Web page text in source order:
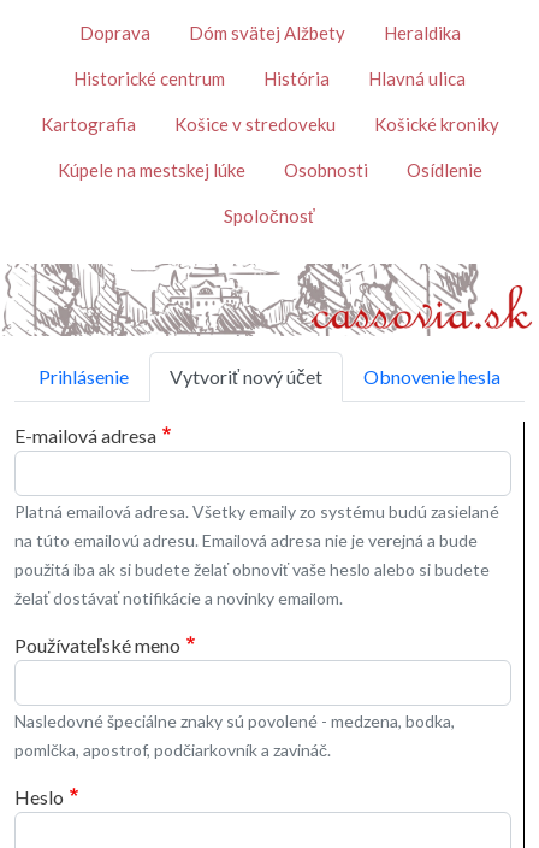
TémyDoprava Dóm svätej Alžbety Heraldika
Historické centrum História Hlavná ulica
Kartografia Košice v stredoveku Košické kroniky
Kúpele na mestskej lúke Osobnosti Osídlenie
Spoločnosť
Primárne karty
Prihlásenie Vytvoriť nový účet Obnovenie hesla
E-mailová adresa
Platná emailová adresa. Všetky emaily zo systému budú zasielané
na túto emailovú adresu. Emailová adresa nie je verejná a bude
použitá iba ak si budete želať obnoviť vaše heslo alebo si budete
želať dostávať notifikácie a novinky emailom.
Používateľské meno
Nasledovné špeciálne znaky sú povolené - medzena, bodka,
pomlčka, apostrof, podčiarkovník a zavináč.
Heslo